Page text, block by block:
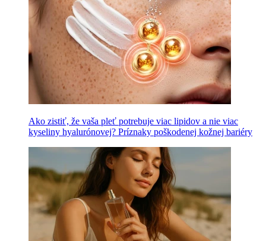
Ako zistiť, že vaša pleť potrebuje viac lipidov a nie viac
kyseliny hyalurónovej? Príznaky poškodenej kožnej bariéry